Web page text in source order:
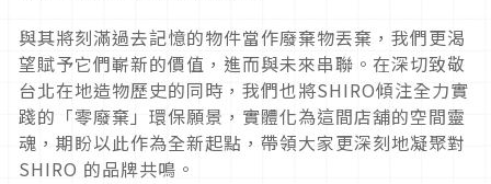
與其將刻滿過去記憶的物件當作廢棄物丟棄，我們更渴
望賦予它們嶄新的價值，進而與未來串聯。在深切致敬
台北在地造物歷史的同時，我們也將SHIRO傾注全力實
踐的「零廢棄」環保願景，實體化為這間店舖的空間靈
魂，期盼以此作為全新起點，帶領大家更深刻地凝聚對
SHIRO 的品牌共鳴。